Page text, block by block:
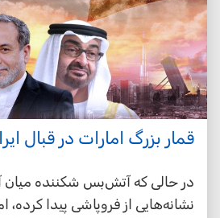
قمار بزرگ امارات در قبال ایران
در حالی که آتش‌بس شکننده میان
نشانه‌هایی از فروپاشی پیدا کرده،